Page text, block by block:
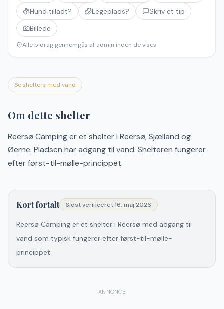
Hund tilladt?
Legeplads?
Skriv et tip
Billede
Alle bidrag gennemgås af admin inden de vises
Se shelters med vand
Om dette shelter
Reersø Camping er et shelter i Reersø, Sjælland og
Øerne. Pladsen har adgang til vand. Shelteren fungerer
efter først-til-mølle-princippet.
Kort fortalt Sidst verificeret16. maj 2026
Reersø Camping er et shelter i Reersø med adgang til
vand som typisk fungerer efter først-til-mølle-
princippet.
ANNONCE